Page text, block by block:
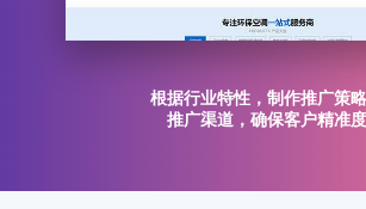
根据行业特性，制作推广策
推广渠道，确保客户精准度